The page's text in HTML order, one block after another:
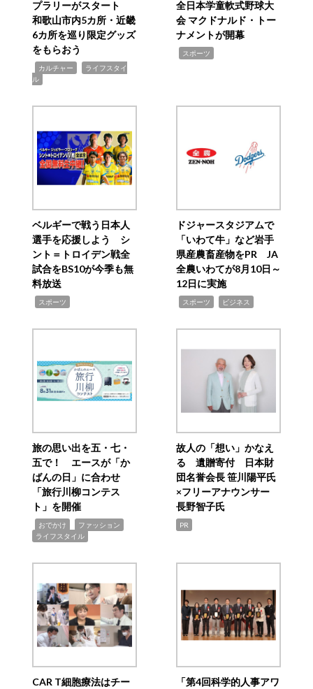
プラリーがスタート
和歌山市内5カ所・近畿
6カ所を巡り限定グッズ
をもらおう
カルチャー
ライフスタイ
ル
全日本学童軟式野球大
会 マクドナルド・トー
ナメントが開幕
スポーツ
ベルギーで戦う日本人
選手を応援しよう シ
ント＝トロイデン戦全
試合をBS10が今季も無
料放送
スポーツ
ドジャースタジアムで
「いわて牛」など岩手
県産農畜産物をPR JA
全農いわてが8月10日～
12日に実施
スポーツ ビジネス
旅の思い出を五・七・
五で！ エースが「か
ばんの日」に合わせ
「旅行川柳コンテス
ト」を開催
おでかけ ファッション
ライフスタイル
故人の「想い」かなえ
る 遺贈寄付 日本財
団名誉会長 笹川陽平氏
×フリーアナウンサー
長野智子氏
PR
CAR T細胞療法はチー
「第4回科学的人事アワ